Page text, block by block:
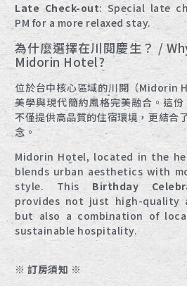
Late Check-out: Special late
PM for a more relaxed stay.
為什麼選擇在川閱慶生？ /
Midorin Hotel?
位於台中核心區域的川閱（Midorin
美學與現代簡約風格完美融合。這份
不僅提供高品質的住宿環境，更結合
念。
Midorin Hotel, located in the
blends urban aesthetics with
style. This Birthday
provides not just high-quality
but also a combination of
sustainable hospitality.
※ 訂房須知 ※